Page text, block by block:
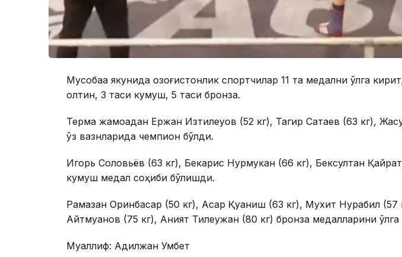
Мусобақа якунида қозоғистонлик спортчилар 11 та медални қўлга
олтин, 3 таси кумуш, 5 таси бронза.
Терма жамоадан Ержан Изтилеуов (52 кг), Тагир Сатаев (63 кг),
ўз вазнларида чемпион бўлди.
Игорь Соловьёв (63 кг), Бекарис Нурмукан (66 кг), Бексултан
кумуш медал соҳиби бўлишди.
Рамазан Оринбасар (50 кг), Асқар Қуаниш (63 кг), Мухит Нурқабил
Айтмуқанов (75 кг), Аният Тилеужан (80 кг) бронза медалларини
Муаллиф: Адилжан Умбет